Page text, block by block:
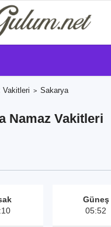
Vakitleri Sakarya
Namaz Vakitleri
Güneş
05:52